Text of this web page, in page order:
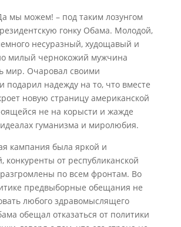
мы можем! – под таким лозунгом
гонку Обама. Молодой,
несуразный, худощавый и
милый чернокожий мужчина
мир. Очаровал своими
надежду на то, что вместе
новую страницу американской
не на корысти и жажде
гуманизма и миролюбия.
кампания была яркой и
конкуренты от республиканской
по всем фронтам. Во
предвыборные обещания не
любого здравомыслящего
обещал отказаться от политики